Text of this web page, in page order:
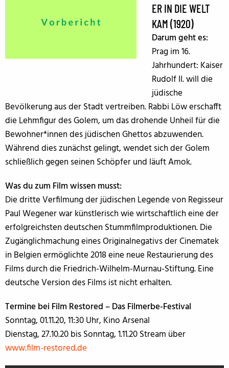
ER IN DIE WELT
KAM (1920)
Darum geht es:
Prag im 16.
Jahrhundert: Kaiser
Rudolf II. will die
jüdische
Bevölkerung aus der Stadt vertreiben. Rabbi Löw erschafft
die Lehmfigur des Golem, um das drohende Unheil für die
Bewohner*innen des jüdischen Ghettos abzuwenden.
Während dies zunächst gelingt, wendet sich der Golem
schließlich gegen seinen Schöpfer und läuft Amok.
Was du zum Film wissen musst:
Die dritte Verfilmung der jüdischen Legende von Regisseur
Paul Wegener war künstlerisch wie wirtschaftlich eine der
erfolgreichsten deutschen Stummfilmproduktionen. Die
Zugänglichmachung eines Originalnegativs der Cinematek
in Belgien ermöglichte 2018 eine neue Restaurierung des
Films durch die Friedrich-Wilhelm-Murnau-Stiftung. Eine
deutsche Version des Films ist nicht erhalten.
Termine bei Film Restored – Das Filmerbe-Festival
Sonntag, 01.11.20, 11:30 Uhr, Kino Arsenal
Dienstag, 27.10.20 bis Sonntag, 1.11.20 Stream über
www.film-restored.de